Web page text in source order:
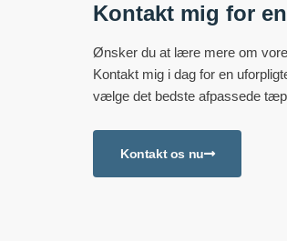
Kontakt mig for
Ønsker du at lære mere om
Kontakt mig i dag for en
vælge det bedste afpassede
Kontakt os nu